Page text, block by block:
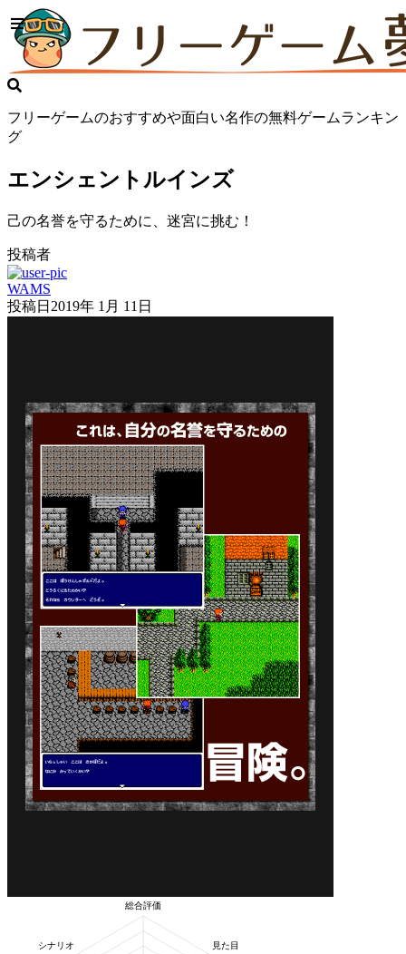
フリーゲームのおすすめや面白い名作の無料ゲームランキン
グ
エンシェントルインズ
己の名誉を守るために、迷宮に挑む！
投稿者
WAMS
投稿日 2019年 1月 11日